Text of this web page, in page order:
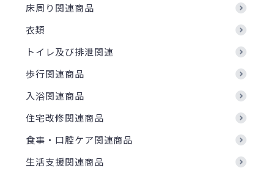
床周り関連商品
衣類
トイレ及び排泄関連
歩行関連商品
入浴関連商品
住宅改修関連商品
食事・口腔ケア関連商品
生活支援関連商品